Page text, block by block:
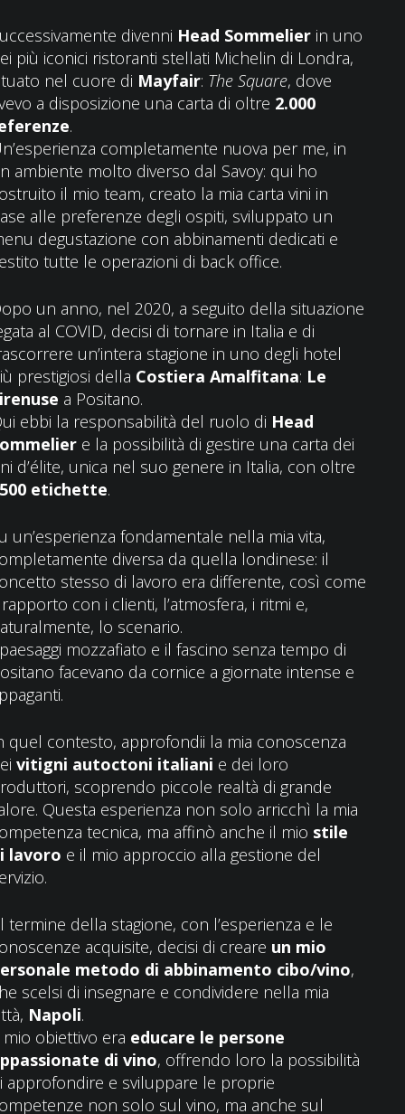
divenni Head Sommelier in uno
più iconici ristoranti stellati Michelin di Londra,
nel cuore di Mayfair: The Square, dove
a disposizione una carta di oltre 2.000
.
completamente nuova per me, in
ambiente molto diverso dal Savoy: qui ho
il mio team, creato la mia carta vini in
alle preferenze degli ospiti, sviluppato un
degustazione con abbinamenti dedicati e
tutte le operazioni di back office.
un anno, nel 2020, a seguito della situazione
al COVID, decisi di tornare in Italia e di
un’intera stagione in uno degli hotel
prestigiosi della Costiera Amalfitana: Le
a Positano.
ebbi la responsabilità del ruolo di Head
e la possibilità di gestire una carta dei
d’élite, unica nel suo genere in Italia, con oltre
etichette.
un’esperienza fondamentale nella mia vita,
diversa da quella londinese: il
stesso di lavoro era differente, così come
con i clienti, l’atmosfera, i ritmi e,
lo scenario.
mozzafiato e il fascino senza tempo di
facevano da cornice a giornate intense e
quel contesto, approfondii la mia conoscenza
vitigni autoctoni italiani e dei loro
scoprendo piccole realtà di grande
Questa esperienza non solo arricchì la mia
tecnica, ma affinò anche il mio stile
lavoro e il mio approccio alla gestione del
termine della stagione, con l’esperienza e le
acquisite, decisi di creare un mio
metodo di abbinamento cibo/vino,
scelsi di insegnare e condividere nella mia
Napoli.
obiettivo era educare le persone
di vino, offrendo loro la possibilità
approfondire e sviluppare le proprie
non solo sul vino, ma anche sul